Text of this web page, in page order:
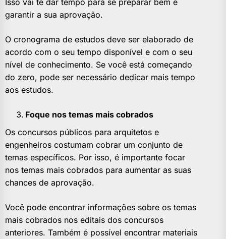
garantir a sua aprovação.
O cronograma de estudos deve ser elaborado de
acordo com o seu tempo disponível e com o seu
nível de conhecimento. Se você está começando
do zero, pode ser necessário dedicar mais tempo
aos estudos.
Foque nos temas mais cobrados
Os concursos públicos para arquitetos e
engenheiros costumam cobrar um conjunto de
temas específicos. Por isso, é importante focar
nos temas mais cobrados para aumentar as suas
chances de aprovação.
Você pode encontrar informações sobre os temas
mais cobrados nos editais dos concursos
anteriores. Também é possível encontrar materiais